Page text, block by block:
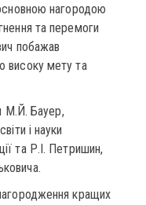
нагородою
та перемоги
побажав
високу мету та
М.Й. Бауер,
і науки
та Р.І. Петришин,
кращих